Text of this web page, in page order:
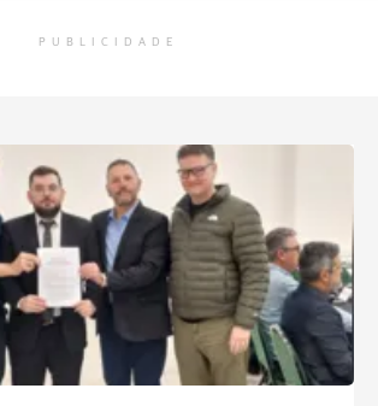
PUBLICIDADE